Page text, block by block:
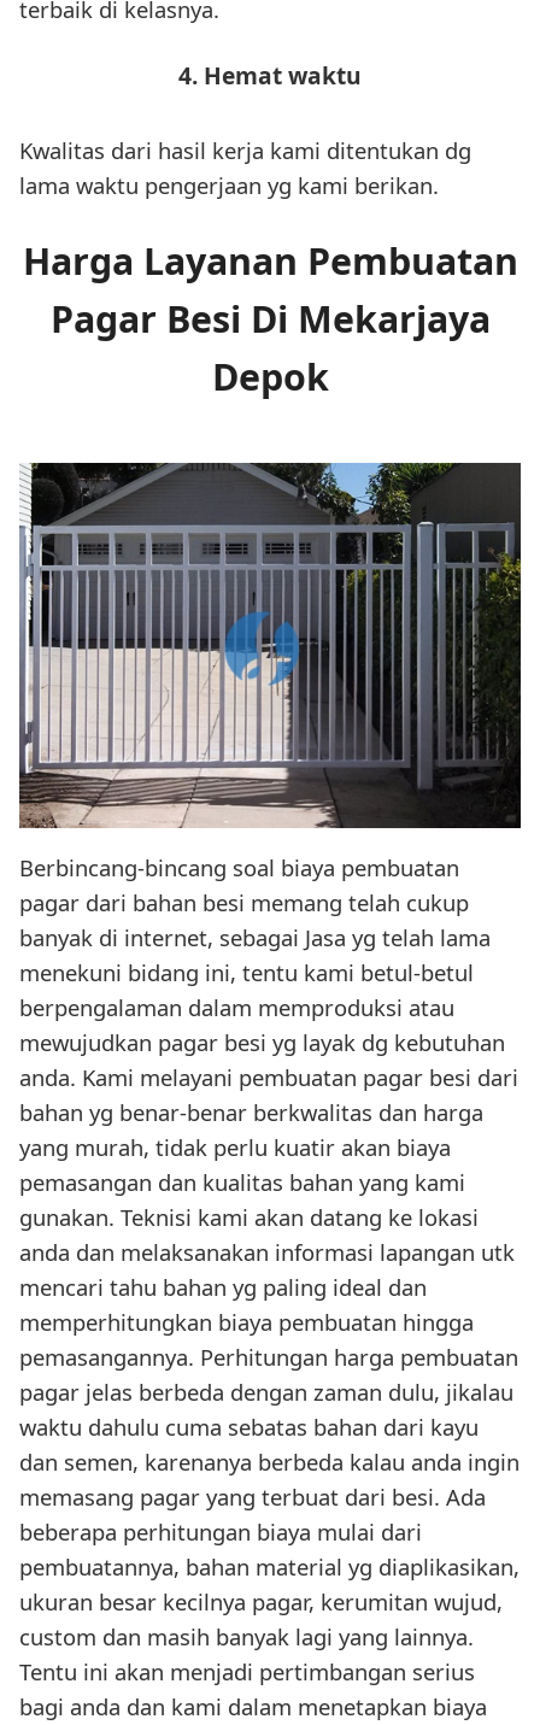
terbaik di kelasnya.
4. Hemat waktu
Kwalitas dari hasil kerja kami ditentukan dg
lama waktu pengerjaan yg kami berikan.
Harga Layanan Pembuatan
Pagar Besi Di Mekarjaya
Depok
Berbincang-bincang soal biaya pembuatan
pagar dari bahan besi memang telah cukup
banyak di internet, sebagai Jasa yg telah lama
menekuni bidang ini, tentu kami betul-betul
berpengalaman dalam memproduksi atau
mewujudkan pagar besi yg layak dg kebutuhan
anda. Kami melayani pembuatan pagar besi dari
bahan yg benar-benar berkwalitas dan harga
yang murah, tidak perlu kuatir akan biaya
pemasangan dan kualitas bahan yang kami
gunakan. Teknisi kami akan datang ke lokasi
anda dan melaksanakan informasi lapangan utk
mencari tahu bahan yg paling ideal dan
memperhitungkan biaya pembuatan hingga
pemasangannya. Perhitungan harga pembuatan
pagar jelas berbeda dengan zaman dulu, jikalau
waktu dahulu cuma sebatas bahan dari kayu
dan semen, karenanya berbeda kalau anda ingin
memasang pagar yang terbuat dari besi. Ada
beberapa perhitungan biaya mulai dari
pembuatannya, bahan material yg diaplikasikan,
ukuran besar kecilnya pagar, kerumitan wujud,
custom dan masih banyak lagi yang lainnya.
Tentu ini akan menjadi pertimbangan serius
bagi anda dan kami dalam menetapkan biaya